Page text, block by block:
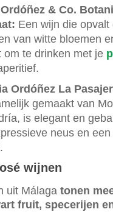
& Co.
Een wijn die opvalt
van witte bloemen
om te drinken met je
Ordóñez La
gemaakt van
is elegant en
neus en
wijnen
uit Málaga tonen
fruit, specerijen